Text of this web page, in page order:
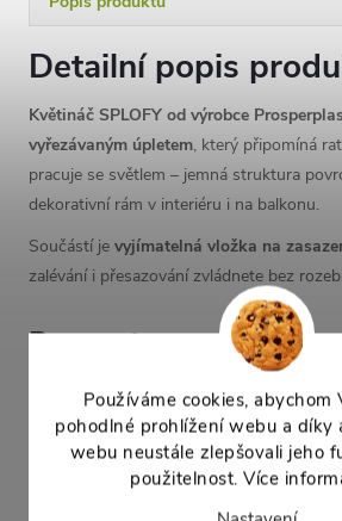
Používáme cookies, abychom
pohodlné prohlížení webu a díky
webu neustále zlepšovali jeho
použitelnost. Více
Detailní popis
Květináč SPLOFY od výrobce
vyřezávaným úpletem, který připomíná
pracuje se světlem – jemná struktura
dekorativní rám v interiéru i na balkonu.
Součástí je vyjímatelná vložka na
zalévání i přesazování zvládnete bez
Parametry
délka: 39,7 cm
šířka: 18 cm
objem: 7,4 l